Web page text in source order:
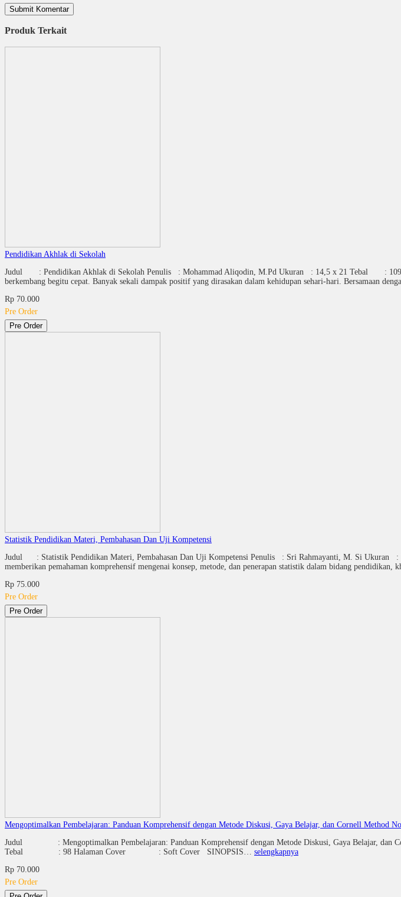
Produk Terkait
Pendidikan Akhlak di Sekolah
Judul : Pendidikan Akhlak di Sekolah Penulis : Mohammad Aliqodin, M.Pd Ukuran : 14,5 x 21 Tebal : 109
berkembang begitu cepat. Banyak sekali dampak positif yang dirasakan dalam kehidupan sehari-hari. Bersamaan
Rp 70.000
Pre Order
Pre Order
Statistik Pendidikan Materi, Pembahasan Dan Uji Kompetensi
Judul : Statistik Pendidikan Materi, Pembahasan Dan Uji Kompetensi Penulis : Sri Rahmayanti, M. Si
memberikan pemahaman komprehensif mengenai konsep, metode, dan penerapan statistik dalam bidang pendidikan,
Rp 75.000
Pre Order
Pre Order
Mengoptimalkan Pembelajaran: Panduan Komprehensif dengan Metode Diskusi, Gaya Belajar, dan Cornell Method
Judul : Mengoptimalkan Pembelajaran: Panduan Komprehensif dengan Metode Diskusi, Gaya
Tebal : 98 Halaman Cover : Soft Cover SINOPSIS… selengkapnya
Rp 70.000
Pre Order